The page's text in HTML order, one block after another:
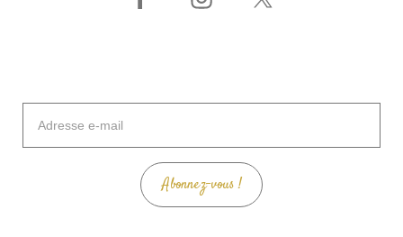
mail
Abonnez-vous !